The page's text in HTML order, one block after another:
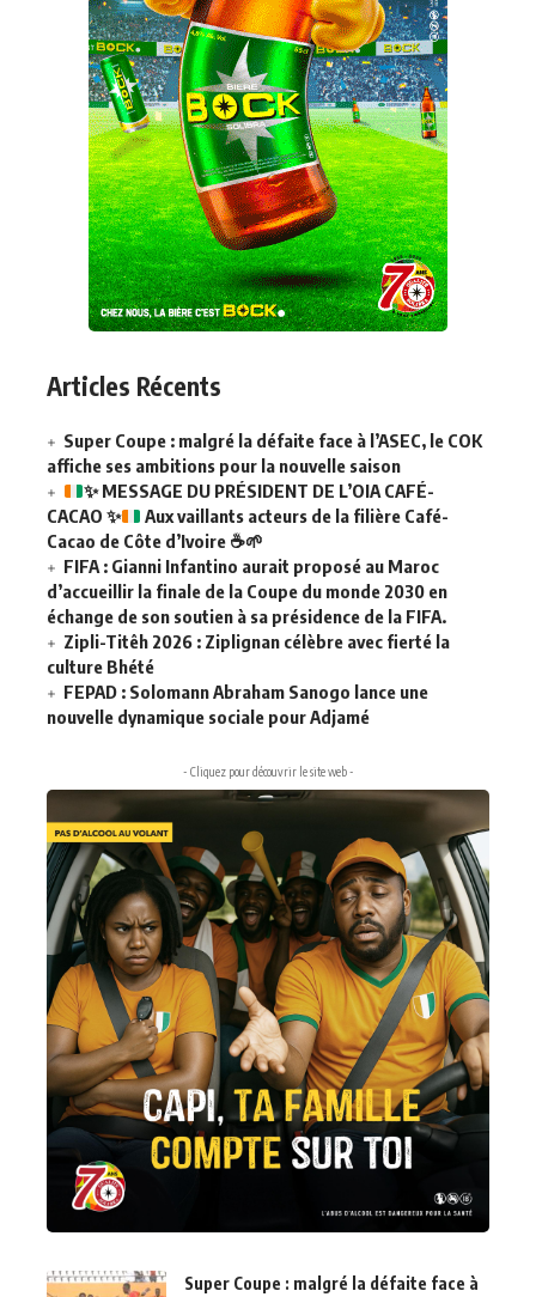
Articles Récents
Super Coupe : malgré la défaite face à l’ASEC, le COK
affiche ses ambitions pour la nouvelle saison
✨MESSAGE DU PRÉSIDENT DE L’OIA CAFÉ-
CACAO ✨
Aux vaillants acteurs de la filière Café-
Cacao de Côte d’Ivoire ☕🌱
FIFA : Gianni Infantino aurait proposé au Maroc
d’accueillir la finale de la Coupe du monde 2030 en
échange de son soutien à sa présidence de la FIFA.
Zipli-Titêh 2026 : Ziplignan célèbre avec fierté la
culture Bhété
FEPAD : Solomann Abraham Sanogo lance une
nouvelle dynamique sociale pour Adjamé
- Cliquez pour découvrir le site web -
Super Coupe : malgré la défaite face à